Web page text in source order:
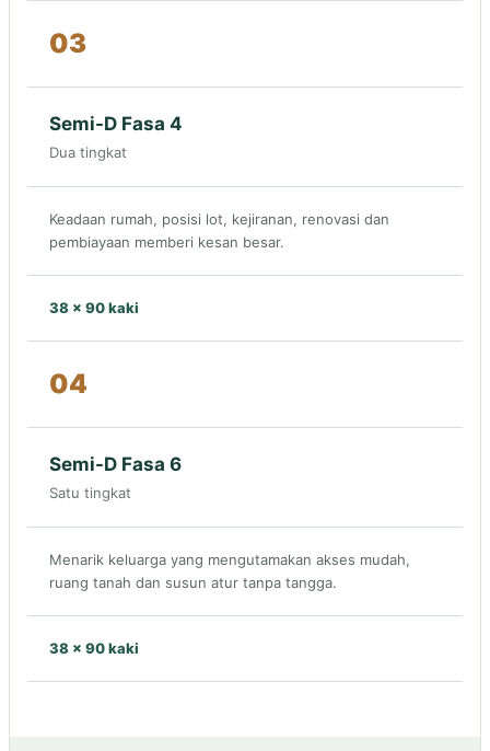
03
Semi-D Fasa 4
Dua tingkat
Keadaan rumah, posisi lot, kejiranan, renovasi dan
pembiayaan memberi kesan besar.
38 × 90 kaki
04
Semi-D Fasa 6
Satu tingkat
Menarik keluarga yang mengutamakan akses mudah,
ruang tanah dan susun atur tanpa tangga.
38 × 90 kaki